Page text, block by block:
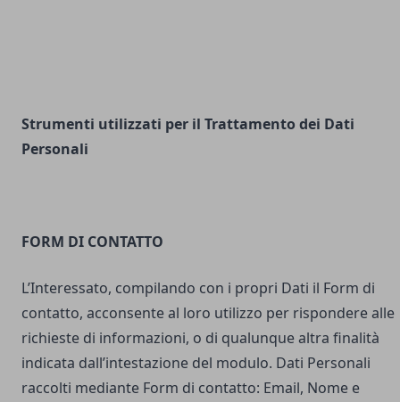
Strumenti utilizzati per il Trattamento dei Dati
Personali
FORM DI CONTATTO
L’Interessato, compilando con i propri Dati il Form di
contatto, acconsente al loro utilizzo per rispondere alle
richieste di informazioni, o di qualunque altra finalità
indicata dall’intestazione del modulo. Dati Personali
raccolti mediante Form di contatto: Email, Nome e